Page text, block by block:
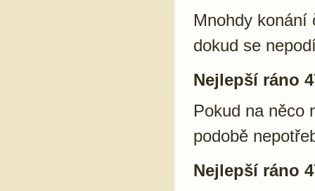
Mnohdy konání
dokud se
Nejlepší ráno
Pokud na něco
podobě
Nejlepší ráno